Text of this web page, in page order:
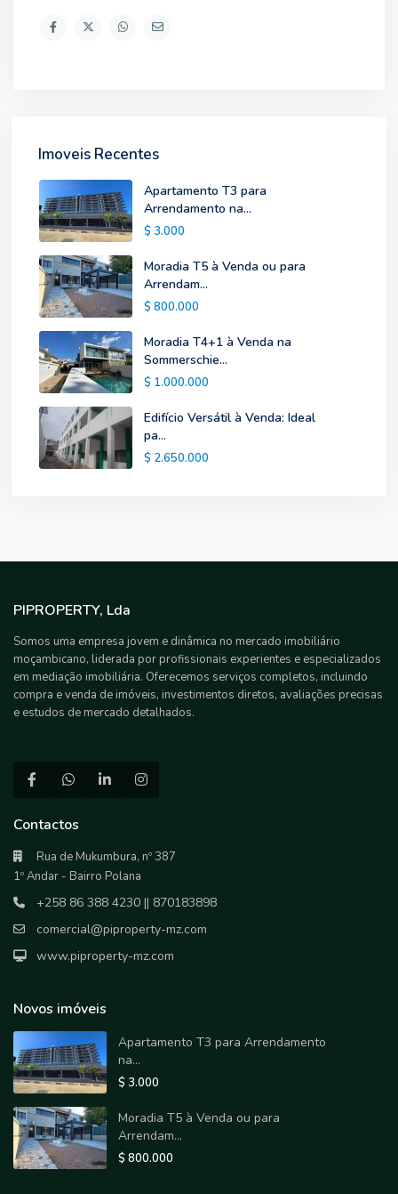
Imoveis Recentes
Apartamento T3 para
Arrendamento na...
$ 3.000
Moradia T5 à Venda ou para
Arrendam...
$ 800.000
Moradia T4+1 à Venda na
Sommerschie...
$ 1.000.000
Edifício Versátil à Venda: Ideal
pa...
$ 2.650.000
PIPROPERTY, Lda
Somos uma empresa jovem e dinâmica no mercado imobiliário
moçambicano, liderada por profissionais experientes e especializados
em mediação imobiliária. Oferecemos serviços completos, incluindo
compra e venda de imóveis, investimentos diretos, avaliações precisas
e estudos de mercado detalhados.
Contactos
Rua de Mukumbura, nº 387
1º Andar - Bairro Polana
+258 86 388 4230 || 870183898
comercial@piproperty-mz.com
www.piproperty-mz.com
Novos imóveis
Apartamento T3 para Arrendamento
na...
$ 3.000
Moradia T5 à Venda ou para
Arrendam...
$ 800.000